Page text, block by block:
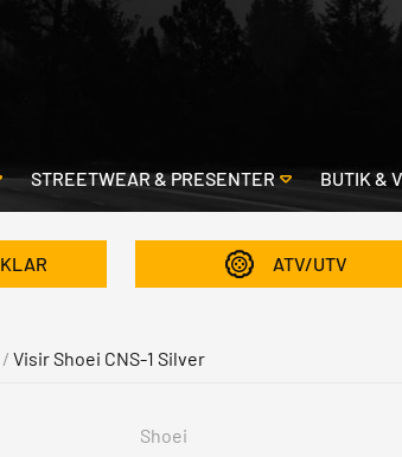
STREETWEAR & PRESENTER BUTIK &
ATV/UTV
/ Visir Shoei CNS-1 Silver
Shoei